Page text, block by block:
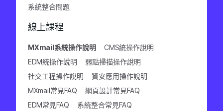
系統整合問題
線上課程
MXmail系統操作說明
CMS統操作說明
EDM統操作說明
弱點掃描操作說明
社交工程操作說明
資安應用操作說明
MXmail常見FAQ
網頁設計常見FAQ
EDM常見FAQ
系統整合常見FAQ